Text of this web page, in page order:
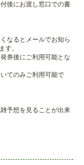
後にお渡し窓口での書
なるとメールでお知ら
す。
券後にご利用可能とな
てのみご利用可能で
予想を見ることが出来